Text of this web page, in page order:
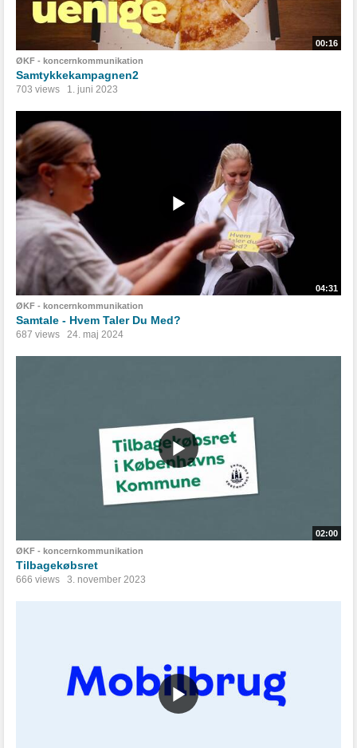
00:16
ØKF - koncernkommunikation
Samtykkekampagnen2
703 views 1. juni 2023
04:31
ØKF - koncernkommunikation
Samtale - Hvem Taler Du Med?
687 views 24. maj 2024
02:00
ØKF - koncernkommunikation
Tilbagekøbsret
666 views 3. november 2023